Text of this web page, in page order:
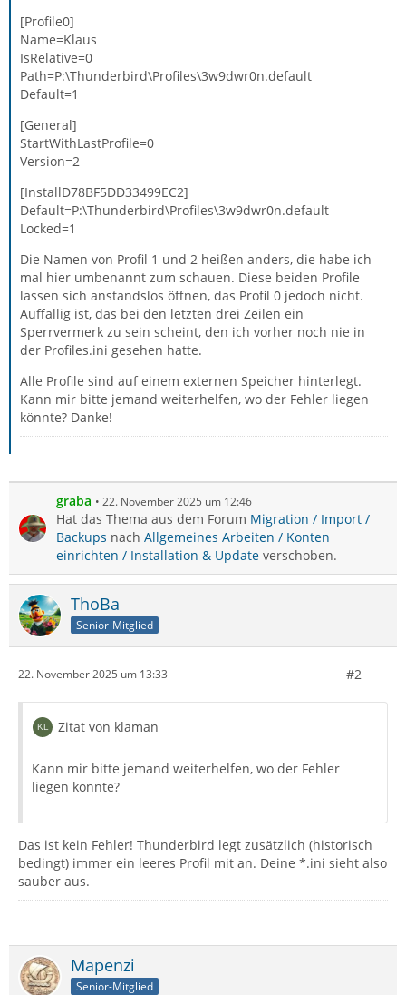
[Profile0]
Name=Klaus
IsRelative=0
Path=P:\Thunderbird\Profiles\3w9dwr0n.default
Default=1
[General]
StartWithLastProfile=0
Version=2
[InstallD78BF5DD33499EC2]
Default=P:\Thunderbird\Profiles\3w9dwr0n.default
Locked=1
Die Namen von Profil 1 und 2 heißen anders, die habe ich
mal hier umbenannt zum schauen. Diese beiden Profile
lassen sich anstandslos öffnen, das Profil 0 jedoch nicht.
Auffällig ist, das bei den letzten drei Zeilen ein
Sperrvermerk zu sein scheint, den ich vorher noch nie in
der Profiles.ini gesehen hatte.
Alle Profile sind auf einem externen Speicher hinterlegt.
Kann mir bitte jemand weiterhelfen, wo der Fehler liegen
könnte? Danke!
graba 22. November 2025 um 12:46
Hat das Thema aus dem Forum Migration / Import /
Backups nach Allgemeines Arbeiten / Konten
einrichten / Installation & Update verschoben.
ThoBa
Senior-Mitglied
22. November 2025 um 13:33 #2
Zitat von klaman
Kann mir bitte jemand weiterhelfen, wo der Fehler
liegen könnte?
Das ist kein Fehler! Thunderbird legt zusätzlich (historisch
bedingt) immer ein leeres Profil mit an. Deine *.ini sieht also
sauber aus.
Mapenzi
Senior-Mitglied